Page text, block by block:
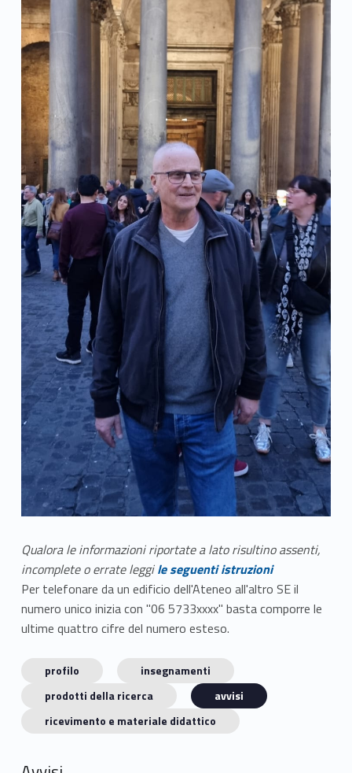
Qualora le informazioni riportate a lato risultino assenti,
incomplete o errate leggile seguenti istruzioni
Per telefonare da un edificio dell'Ateneo all'altro SE il
numero unico inizia con "06 5733xxxx" basta comporre le
ultime quattro cifre del numero esteso.
profilo
insegnamenti
prodotti della ricerca
avvisi
ricevimento e materiale didattico